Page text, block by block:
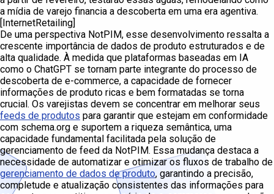
a mídia de varejo financia a descoberta em uma era agentiva.
[InternetRetailing]
De uma perspectiva NotPIM, esse desenvolvimento ressalta a
crescente importância de dados de produto estruturados e de
alta qualidade. À medida que plataformas baseadas em IA
como o ChatGPT se tornam parte integrante do processo de
descoberta de e-commerce, a capacidade de fornecer
informações de produto ricas e bem formatadas se torna
crucial. Os varejistas devem se concentrar em melhorar seus
feeds de produtos para garantir que estejam em conformidade
com schema.org e suportem a riqueza semântica, uma
capacidade fundamental facilitada pela solução de
gerenciamento de feed da NotPIM. Essa mudança destaca a
necessidade de automatizar e otimizar os fluxos de trabalho de
gerenciamento de dados de produto, garantindo a precisão,
completude e atualização consistentes das informações para